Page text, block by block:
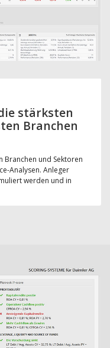
stärksten
Branchen
Branchen und Sektoren
Analysen. Anleger
werden und in